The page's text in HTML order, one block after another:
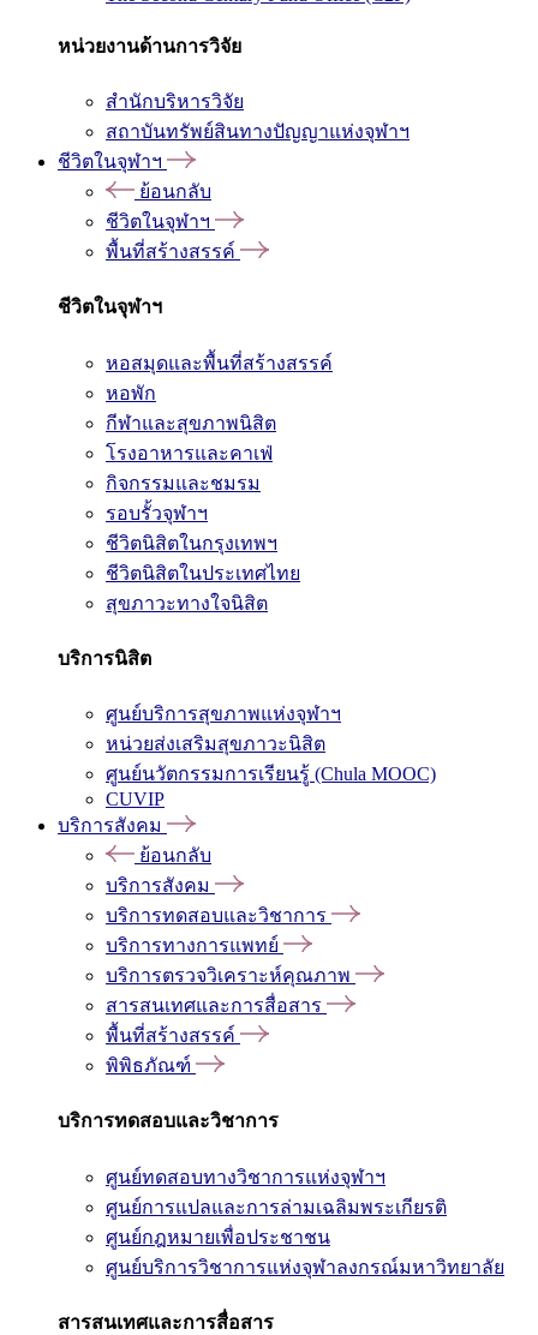
หน่วยงานด้านการวิจัย
สำนักบริหารวิจัย
สถาบันทรัพย์สินทางปัญญาแห่งจุฬาฯ
ชีวิตในจุฬาฯ
ย้อนกลับ
ชีวิตในจุฬาฯ
พื้นที่สร้างสรรค์
ชีวิตในจุฬาฯ
หอสมุดและพื้นที่สร้างสรรค์
หอพัก
กีฬาและสุขภาพนิสิต
โรงอาหารและคาเฟ่
กิจกรรมและชมรม
รอบรั้วจุฬาฯ
ชีวิตนิสิตในกรุงเทพฯ
ชีวิตนิสิตในประเทศไทย
สุขภาวะทางใจนิสิต
บริการนิสิต
ศูนย์บริการสุขภาพแห่งจุฬาฯ
หน่วยส่งเสริมสุขภาวะนิสิต
ศูนย์นวัตกรรมการเรียนรู้ (Chula MOOC)
CUVIP
บริการสังคม
ย้อนกลับ
บริการสังคม
บริการทดสอบและวิชาการ
บริการทางการแพทย์
บริการตรวจวิเคราะห์คุณภาพ
สารสนเทศและการสื่อสาร
พื้นที่สร้างสรรค์
พิพิธภัณฑ์
บริการทดสอบและวิชาการ
ศูนย์ทดสอบทางวิชาการแห่งจุฬาฯ
ศูนย์การแปลและการล่ามเฉลิมพระเกียรติ
ศูนย์กฎหมายเพื่อประชาชน
ศูนย์บริการวิชาการแห่งจุฬาลงกรณ์มหาวิทยาลัย
สารสนเทศและการสื่อสาร